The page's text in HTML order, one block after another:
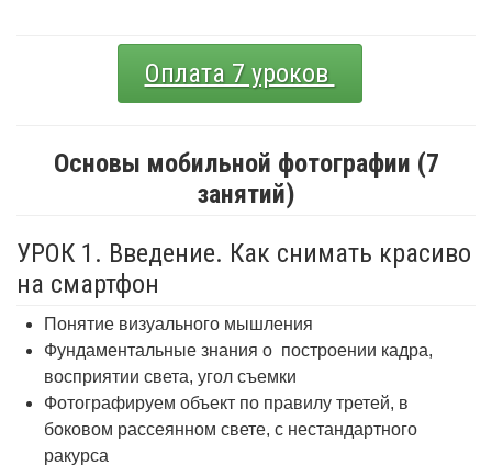
Оплата 7 уроков
Основы мобильной фотографии (7
занятий)
УРОК 1. Введение. Как снимать красиво
на смартфон
Понятие визуального мышления
Фундаментальные знания о построении кадра,
восприятии света, угол съемки
Фотографируем объект по правилу третей, в
боковом рассеянном свете, с нестандартного
ракурса